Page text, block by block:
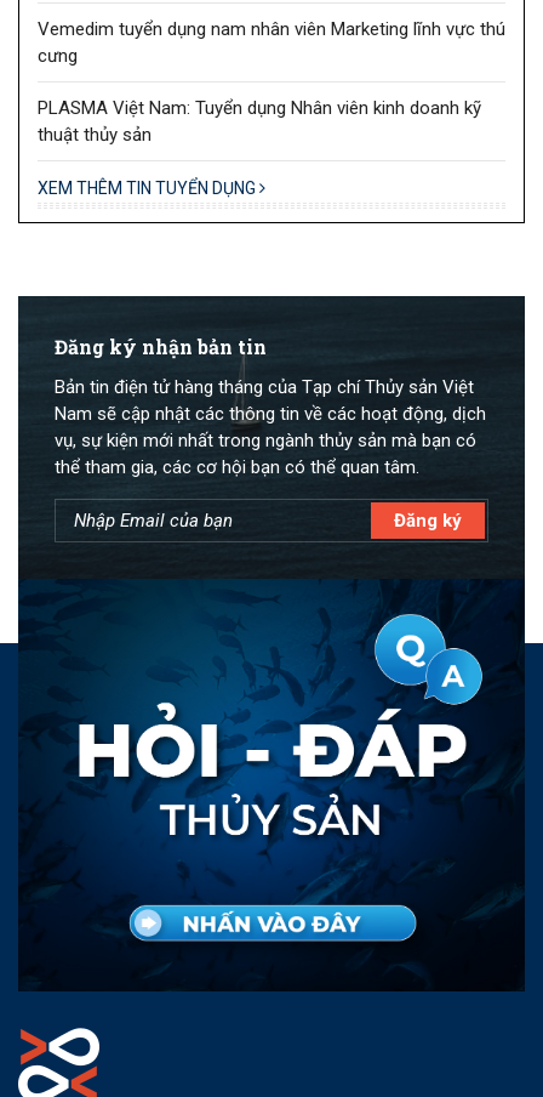
Vemedim tuyển dụng nam nhân viên Marketing lĩnh vực thú
cưng
PLASMA Việt Nam: Tuyển dụng Nhân viên kinh doanh kỹ
thuật thủy sản
XEM THÊM TIN TUYỂN DỤNG
Đăng ký nhận bản tin
Bản tin điện tử hàng tháng của Tạp chí Thủy sản Việt
Nam sẽ cập nhật các thông tin về các hoạt động, dịch
vụ, sự kiện mới nhất trong ngành thủy sản mà bạn có
thể tham gia, các cơ hội bạn có thể quan tâm.